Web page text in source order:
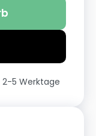
2-5 Werktage